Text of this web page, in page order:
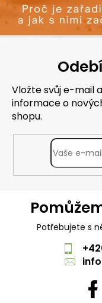
Vložte svůj e-mail
informace o
shopu.
Potřebujete s
info